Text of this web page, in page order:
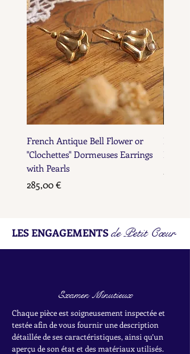
French Antique Bell Flower or
"Clochettes" Dormeuses Earrings
with Pearls
Prix
285,00 €
LES ENGAGEMENTSde Petit Cœur
Examen Minutieux
Chaque pièce est soigneusement inspectée et
testée afin de vous fournir une description
détaillée de ses caractéristiques, ainsi qu’un
aperçu de son état et des matériaux utilisés.